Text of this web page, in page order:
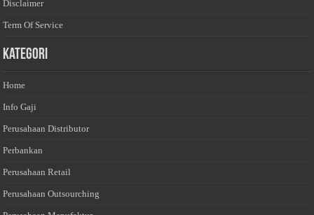
Disclaimer
Term Of Service
Kategori
Home
Info Gaji
Perusahaan Distributor
Perbankan
Perusahaan Retail
Perusahaan Outsourching